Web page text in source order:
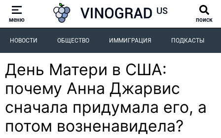
меню поиск
НОВОСТИ ОБЩЕСТВО ИММИГРАЦИЯ ПОДКАСТЫ
День Матери в США:
почему Анна Джарвис
сначала придумала его, а
потом возненавидела?